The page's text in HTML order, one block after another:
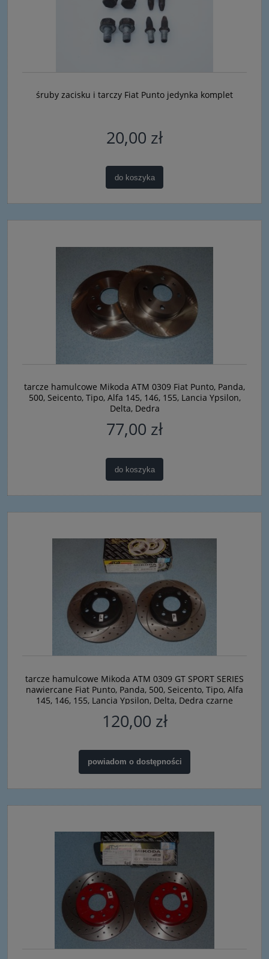
śruby zacisku i tarczy Fiat Punto jedynka komplet
20,00 zł
do koszyka
tarcze hamulcowe Mikoda ATM 0309 Fiat Punto, Panda,
500, Seicento, Tipo, Alfa 145, 146, 155, Lancia Ypsilon,
Delta, Dedra
77,00 zł
do koszyka
tarcze hamulcowe Mikoda ATM 0309 GT SPORT SERIES
nawiercane Fiat Punto, Panda, 500, Seicento, Tipo, Alfa
145, 146, 155, Lancia Ypsilon, Delta, Dedra czarne
120,00 zł
powiadom o dostępności